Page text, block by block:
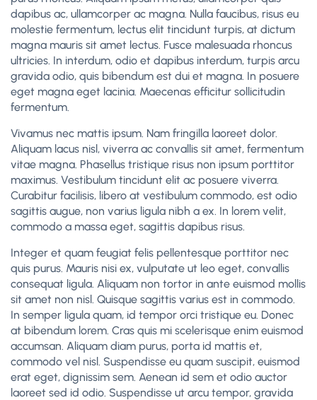
dapibus ac, ullamcorper ac magna. Nulla faucibus, risus eu
molestie fermentum, lectus elit tincidunt turpis, at dictum
magna mauris sit amet lectus. Fusce malesuada rhoncus
ultricies. In interdum, odio et dapibus interdum, turpis arcu
gravida odio, quis bibendum est dui et magna. In posuere
eget magna eget lacinia. Maecenas efficitur sollicitudin
fermentum.
Vivamus nec mattis ipsum. Nam fringilla laoreet dolor.
Aliquam lacus nisl, viverra ac convallis sit amet, fermentum
vitae magna. Phasellus tristique risus non ipsum porttitor
maximus. Vestibulum tincidunt elit ac posuere viverra.
Curabitur facilisis, libero at vestibulum commodo, est odio
sagittis augue, non varius ligula nibh a ex. In lorem velit,
commodo a massa eget, sagittis dapibus risus.
Integer et quam feugiat felis pellentesque porttitor nec
quis purus. Mauris nisi ex, vulputate ut leo eget, convallis
consequat ligula. Aliquam non tortor in ante euismod mollis
sit amet non nisl. Quisque sagittis varius est in commodo.
In semper ligula quam, id tempor orci tristique eu. Donec
at bibendum lorem. Cras quis mi scelerisque enim euismod
accumsan. Aliquam diam purus, porta id mattis et,
commodo vel nisl. Suspendisse eu quam suscipit, euismod
erat eget, dignissim sem. Aenean id sem et odio auctor
laoreet sed id odio. Suspendisse ut arcu tempor, gravida